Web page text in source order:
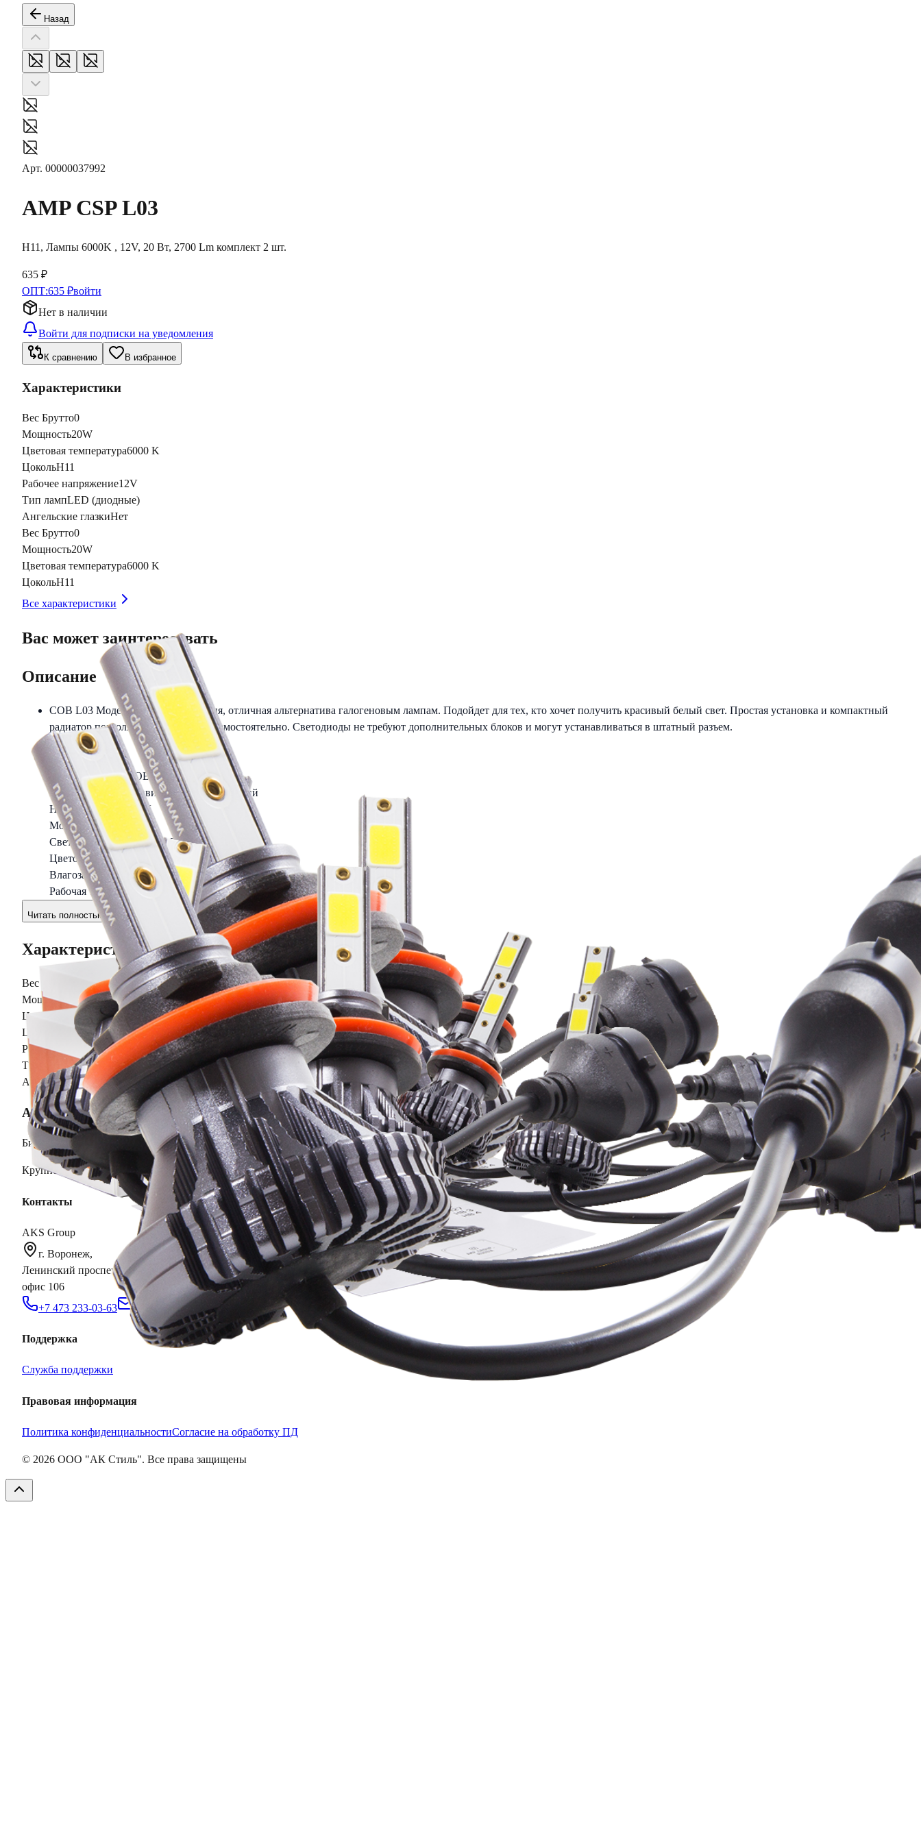
Назад
Арт. 00000037992
AMP CSP L03
H11, Лампы 6000K , 12V, 20 Вт, 2700 Lm комплект 2 шт.
635 ₽
ОПТ:635 ₽войти
Нет в наличии
Войти для подписки на уведомления
К сравнению В избранное
Характеристики
Вес Брутто0
Мощность20W
Цветовая температура6000 K
ЦокольH11
Рабочее напряжение12V
Тип лампLED (диодные)
Ангельские глазкиНет
Вес Брутто0
Мощность20W
Цветовая температура6000 K
ЦокольH11
Все характеристики
Вас может заинтересовать
Описание
COB L03 Модель начального уровня, отличная альтернатива галогеновым лампам. Подойдет для тех, кто хочет получить красивый белый свет. Простая установка и компактный
радиатор позволяет установить их самостоятельно. Светодиоды не требуют дополнительных блоков и могут устанавливаться в штатный разъем.
Характеристики
Модель диодов: COB
Материал корпуса: авиационный алюминий
Напряжение: DC 12V
Мощность: 20 Вт
Световой поток (ярость): 2700 Lm
Цветовая температура: 6000 K
Влагозащищенность: IP67
Рабочая температура: от -40 до +40 °С
Читать полностью
Характеристики
Вес Брутто
Мощность
20W
Цветовая температура
6000 K
Цоколь
Рабочее напряжение12V
Тип лампLED (диодные)
Ангельские глазкиНет
AKS.market
Бизнес для бизнеса
Крупнейший оптовый оператор автомобильной электроники в России
Контакты
AKS Group
г. Воронеж,
Ленинский проспект, д. 119а,
офис 106
+7 473 233-03-63
sales@aksopt.ru
Поддержка
Служба поддержки
Правовая информация
Политика конфиденциальностиСогласие на обработку ПД
© 2026 ООО "АК Стиль". Все права защищены